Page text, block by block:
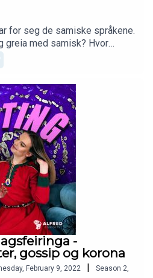
for seg de samiske språkene.
greia med samisk? Hvor
Og hvorfor er det sånn at
av å snakke om språk? I
vanlig 100% korrekte
på - denne uken om språk.
-
gossip og korona
February 9, 2022 | Season 2,